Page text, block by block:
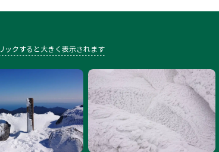
ックすると大きく表示されます